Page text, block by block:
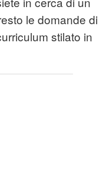
le domande di
stilato in